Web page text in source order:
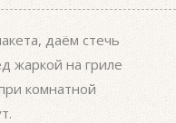
даём стечь
жаркой на гриле
комнатной